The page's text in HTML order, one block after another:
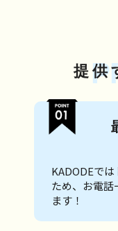
提供
KADODEで
ため、お電話
ます！